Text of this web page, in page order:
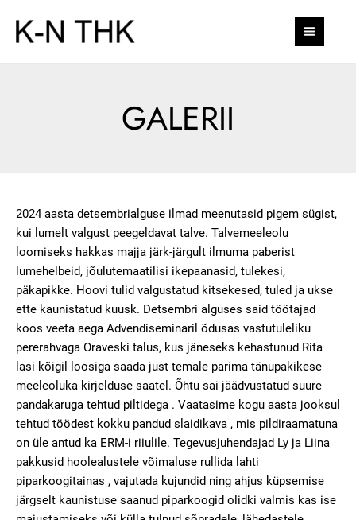
content
MAIN
GALERII
2024 aasta detsembrialguse ilmad meenutasid pigem sügist,
kui lumelt valgust peegeldavat talve. Talvemeeleolu
loomiseks hakkas majja järk-järgult ilmuma paberist
lumehelbeid, jõulutemaatilisi ikepaanasid, tulekesi,
päkapikke. Hoovi tulid valgustatud kitsekesed, tuled ja ukse
ette kaunistatud kuusk. Detsembri alguses said töötajad
koos veeta aega Advendiseminaril õdusas vastutuleliku
pererahvaga Oraveski talus, kus jäneseks kehastunud Rita
lasi kõigil loosiga saada just temale parima tänupakikese
meeleoluka kirjelduse saatel. Õhtu sai jäädvustatud suure
pandakaruga tehtud piltidega . Vaatasime kogu aasta jooksul
tehtud töödest kokku pandud slaidikava , mis pildiraamatuna
on üle antud ka ERM-i riiulile. Tegevusjuhendajad Ly ja Liina
pakkusid hoolealustele võimaluse rullida lahti
piparkoogitainas , vajutada kujundid ning ahjus küpsemise
järgselt kaunistuse saanud piparkoogid olidki valmis kas ise